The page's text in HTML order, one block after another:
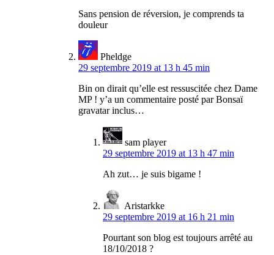
Sans pension de réversion, je comprends ta
douleur
Pheldge
29 septembre 2019 at 13 h 45 min
Bin on dirait qu’elle est ressuscitée chez Dame
MP ! y’a un commentaire posté par Bonsaï
gravatar inclus…
sam player
29 septembre 2019 at 13 h 47 min
Ah zut… je suis bigame !
Aristarkke
29 septembre 2019 at 16 h 21 min
Pourtant son blog est toujours arrêté au
18/10/2018 ?